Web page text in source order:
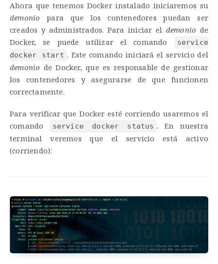
Ahora que tenemos Docker instalado iniciaremos su
demonio para que los contenedores puedan ser
creados y administrados. Para iniciar el demonio de
Docker, se puede utilizar el comando
service
docker start . Este comando iniciará el servicio del
demonio de Docker, que es responsable de gestionar
los contenedores y asegurarse de que funcionen
correctamente.
Para verificar que Docker esté corriendo usaremos el
comando
service docker status . En nuestra
terminal veremos que el servicio está activo
(corriendo):